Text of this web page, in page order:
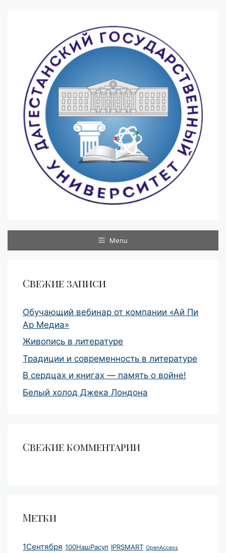
Menu
Свежие записи
Обучающий вебинар от компании «Ай Пи
Ар Медиа»
Живопись в литературе
Традиции и современность в литературе
В сердцах и книгах — память о войне!
Белый холод Джека Лондона
Свежие комментарии
Метки
1Сентября 100НашРасул IPRSMART OpenAccess